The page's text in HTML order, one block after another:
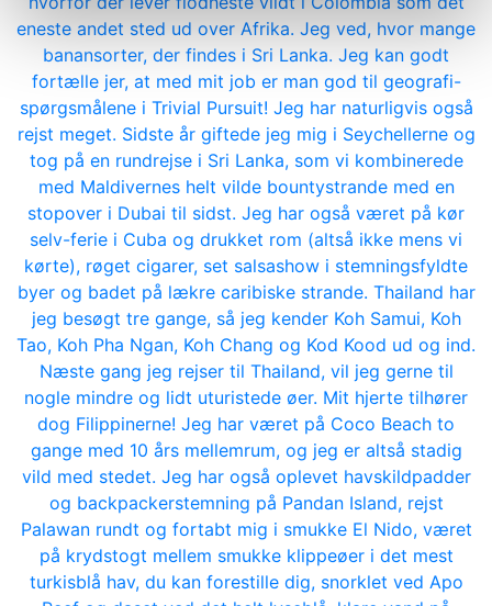
eneste andet sted ud over Afrika. Jeg ved, hvor mange
banansorter, der findes i Sri Lanka. Jeg kan godt
fortælle jer, at med mit job er man god til geografi-
spørgsmålene i Trivial Pursuit! Jeg har naturligvis også
rejst meget. Sidste år giftede jeg mig i Seychellerne og
tog på en rundrejse i Sri Lanka, som vi kombinerede
med Maldivernes helt vilde bountystrande med en
stopover i Dubai til sidst. Jeg har også været på kør
selv-ferie i Cuba og drukket rom (altså ikke mens vi
kørte), røget cigarer, set salsashow i stemningsfyldte
byer og badet på lækre caribiske strande. Thailand har
jeg besøgt tre gange, så jeg kender Koh Samui, Koh
Tao, Koh Pha Ngan, Koh Chang og Kod Kood ud og ind.
Næste gang jeg rejser til Thailand, vil jeg gerne til
nogle mindre og lidt uturistede øer. Mit hjerte tilhører
dog Filippinerne! Jeg har været på Coco Beach to
gange med 10 års mellemrum, og jeg er altså stadig
vild med stedet. Jeg har også oplevet havskildpadder
og backpackerstemning på Pandan Island, rejst
Palawan rundt og fortabt mig i smukke El Nido, været
på krydstogt mellem smukke klippeøer i det mest
turkisblå hav, du kan forestille dig, snorklet ved Apo